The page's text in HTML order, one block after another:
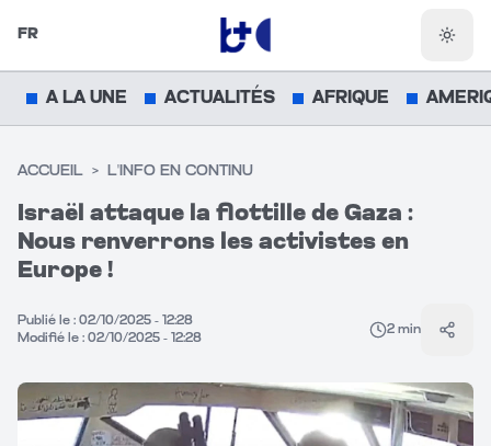
FR
A LA UNE ACTUALITÉS AFRIQUE
ACCUEIL > L'INFO EN CONTINU
Israël attaque la flottille de Gaza :
Nous renverrons les activistes en
Europe !
Publié le : 02/10/2025 - 12:28
Modifié le : 02/10/2025 - 12:28
2 min